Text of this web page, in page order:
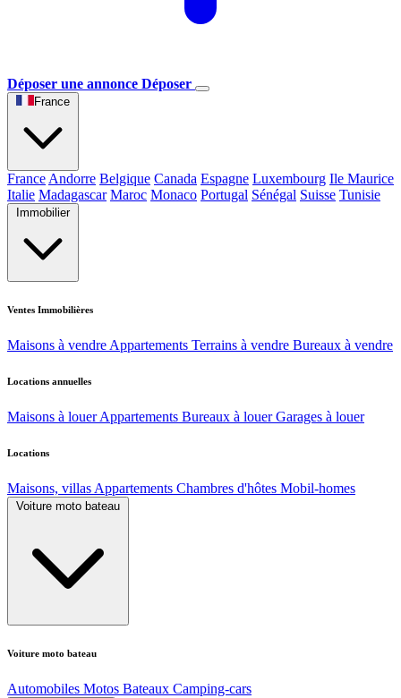
Déposer une annonce Déposer
France
France Andorre Belgique Canada Espagne Luxembourg Ile Maurice
Italie Madagascar Maroc Monaco Portugal Sénégal Suisse Tunisie
Immobilier
Ventes Immobilières
Maisons à vendre Appartements Terrains à vendre Bureaux à vendre
Locations annuelles
Maisons à louer Appartements Bureaux à louer Garages à louer
Locations
Maisons, villas Appartements Chambres d'hôtes Mobil-homes
Voiture moto bateau
Voiture moto bateau
Automobiles Motos Bateaux Camping-cars